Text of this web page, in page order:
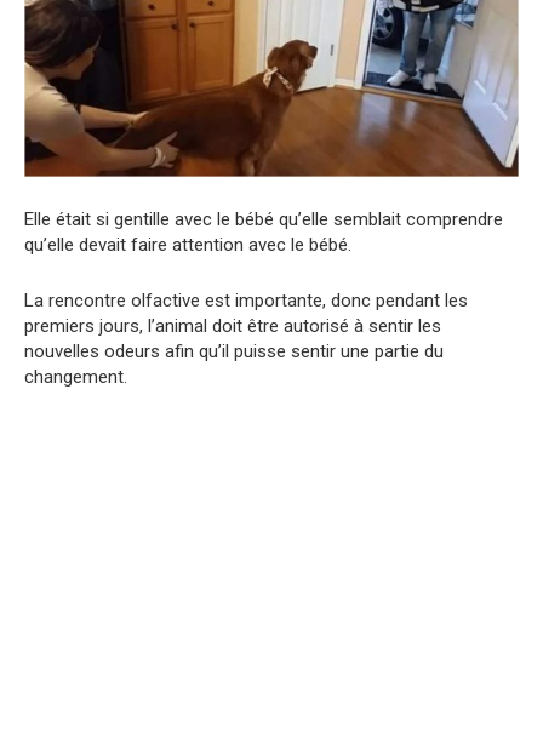
Elle était si gentille avec le bébé qu’elle semblait comprendre
qu’elle devait faire attention avec le bébé.
La rencontre olfactive est importante, donc pendant les
premiers jours, l’animal doit être autorisé à sentir les
nouvelles odeurs afin qu’il puisse sentir une partie du
changement.